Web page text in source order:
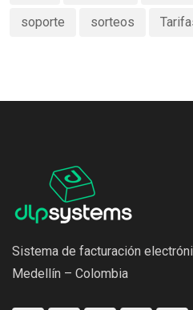
soporte sorteos
Sistema de facturación
Medellín – Colombia